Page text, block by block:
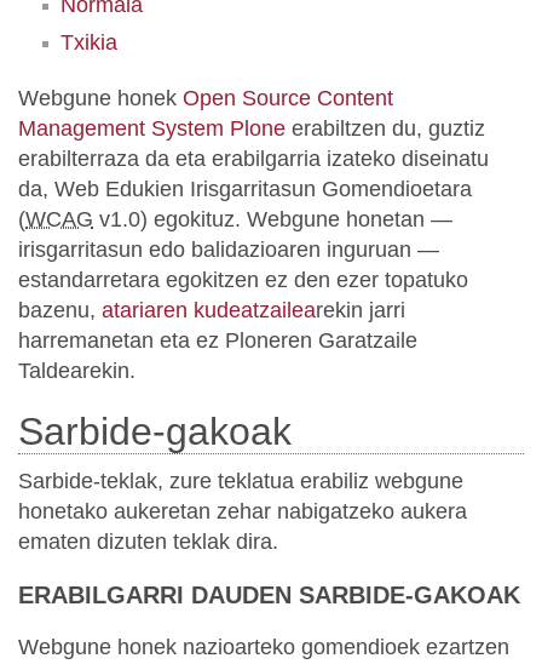
Txikia
Webgune honek Open Source Content
Management System Plone erabiltzen du, guztiz
erabilterraza da eta erabilgarria izateko diseinatu
da, Web Edukien Irisgarritasun Gomendioetara
(WCAG v1.0) egokituz. Webgune honetan —
irisgarritasun edo balidazioaren inguruan —
estandarretara egokitzen ez den ezer topatuko
bazenu, atariaren kudeatzailearekin jarri
harremanetan eta ez Ploneren Garatzaile
Taldearekin.
Sarbide-gakoak
Sarbide-teklak, zure teklatua erabiliz webgune
honetako aukeretan zehar nabigatzeko aukera
ematen dizuten teklak dira.
ERABILGARRI DAUDEN SARBIDE-GAKOAK
Webgune honek nazioarteko gomendioek ezartzen